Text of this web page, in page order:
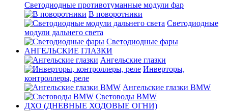
Светодиодные противотуманные модули фар
В поворотники
Светодиодные
модули дальнего света
Светодиодные фары
АНГЕЛЬСКИЕ ГЛАЗКИ
Ангельские глазки
Инверторы,
контроллеры, реле
Ангельские глазки BMW
Световоды BMW
ДХО (ДНЕВНЫЕ ХОДОВЫЕ ОГНИ)